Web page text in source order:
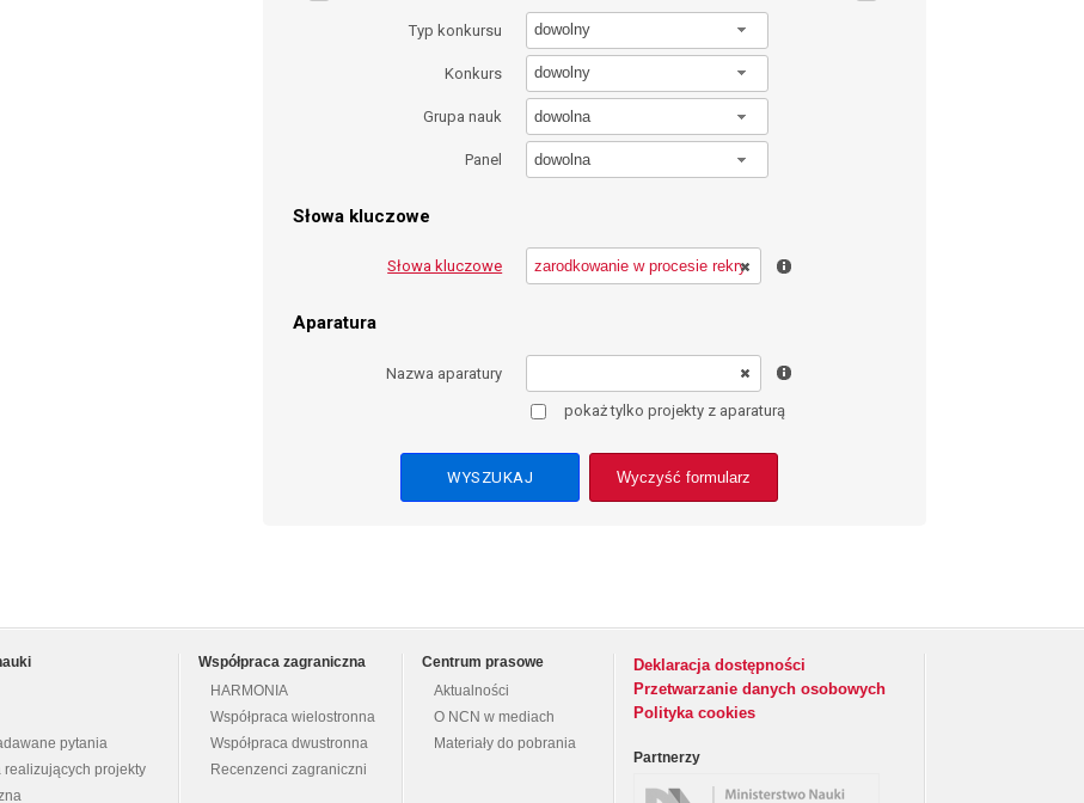
Typ konkursu dowolny
Konkurs dowolny
Grupa nauk dowolna
Panel dowolna
Słowa kluczowe
Słowa kluczowe
Aparatura
Nazwa aparatury
pokaż tylko projekty z aparaturą
Wyczyść formularz
pytania
realizujących projekty
Współpraca zagraniczna
HARMONIA
Współpraca wielostronna
Współpraca dwustronna
Recenzenci zagraniczni
Centrum prasowe
Aktualności
O NCN w mediach
Materiały do pobrania
Deklaracja dostępności
Przetwarzanie danych osobowych
Polityka cookies
Partnerzy